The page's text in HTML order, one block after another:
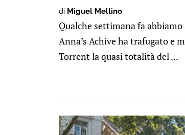
di Miguel Mellino
Qualche settimana fa
Anna’s Achive ha trafugato e
Torrent la quasi totalità del ...